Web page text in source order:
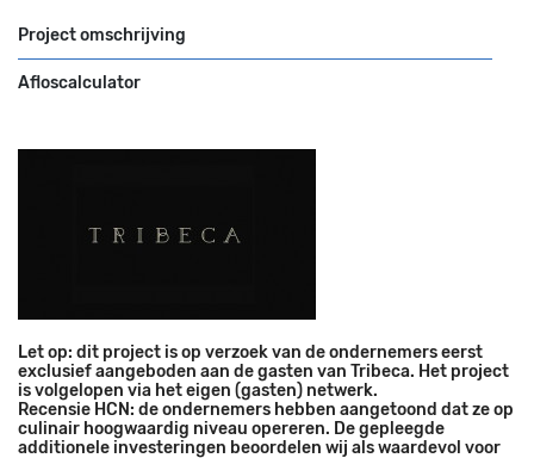
Project omschrijving
Afloscalculator
Let op: dit project is op verzoek van de ondernemers eerst
exclusief aangeboden aan de gasten van Tribeca. Het project
is volgelopen via het eigen (gasten) netwerk.
Recensie HCN: de ondernemers hebben aangetoond dat ze op
culinair hoogwaardig niveau opereren. De gepleegde
additionele investeringen beoordelen wij als waardevol voor